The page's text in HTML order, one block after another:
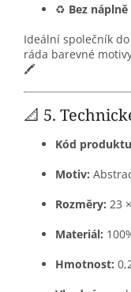
♻️ Bez náplně
Ideální společník
ráda barevné
🖍️
📐 5.
Kód
Motiv:
Rozměry: 23
Materiál:
Hmotnost: